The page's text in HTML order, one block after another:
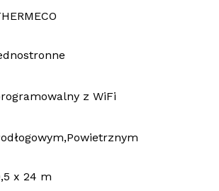
z WiFi
x 24 m